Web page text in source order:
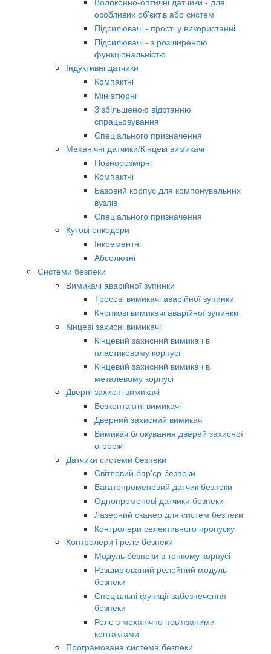
особливих об'єктів або систем
Підсилювачі - прості у використанні
Підсилювачі - з розширеною
функціональністю
Індуктивні датчики
Компактні
Мініатюрні
З збільшеною відстанню
спрацьовування
Спеціального призначення
Механічні датчики/Кінцеві вимикачі
Повнорозмірні
Компактні
Базовий корпус для компонувальних
вузлів
Спеціального призначення
Кутові енкодери
Інкрементні
Абсолютні
Системи безпеки
Вимикачі аварійної зупинки
Тросові вимикачі аварійної зупинки
Кнопкові вимикачі аварійної зупинки
Кінцеві захисні вимикачі
Кінцевий захисний вимикач в
пластиковому корпусі
Кінцевий захисний вимикач в
металевому корпусі
Дверні захисні вимикачі
Безконтактні вимикачі
Дверний захисний вимикач
Вимикач блокування дверей захисної
огорожі
Датчики системи безпеки
Світловий бар'єр безпеки
Багатопроменевий датчик безпеки
Однопроменеві датчики безпеки
Лазерний сканер для систем безпеки
Контролери селективного пропуску
Контролери і реле безпеки
Модуль безпеки в тонкому корпусі
Розширюваний релейний модуль
безпеки
Спеціальні функції забезпечення
безпеки
Реле з механічно пов'язаними
контактами
Програмована система безпеки